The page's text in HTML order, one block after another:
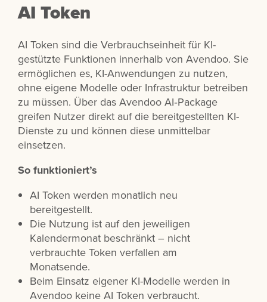
AI Token
AI Token sind die Verbrauchseinheit für KI-
gestützte Funktionen innerhalb von Avendoo. Sie
ermöglichen es, KI-Anwendungen zu nutzen,
ohne eigene Modelle oder Infrastruktur betreiben
zu müssen. Über das Avendoo AI‑Package
greifen Nutzer direkt auf die bereitgestellten KI-
Dienste zu und können diese unmittelbar
einsetzen.
So funktioniert’s
AI Token werden monatlich neu
bereitgestellt.
Die Nutzung ist auf den jeweiligen
Kalendermonat beschränkt – nicht
verbrauchte Token verfallen am
Monatsende.
Beim Einsatz eigener KI-Modelle werden in
Avendoo keine AI Token verbraucht.